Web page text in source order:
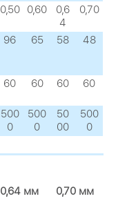
0,50 0,60
0,6
4
0,70
96 65 58 48
60 60 60 60
500
0
500
0
50
00
500
0
0,64 мм 0,70 мм